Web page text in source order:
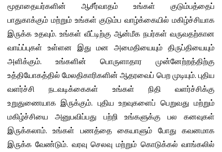
மூதாதையர்களின் ஆசீர்வாதம் உங்கள் குடும்பத்தைப்
பாதுகாக்கும் மற்றும் உங்கள் குடும்ப வாழ்க்கையில் மகிழ்ச்சியாக
இருக்க உதவும். உங்கள் வீட்டிற்கு ஆன்மீக நபர்கள் வருவதற்கான
வாய்ப்புகள் உள்ளன இது மன அமைதியையும் திருப்தியையும்
அளிக்கும். உங்களின் பொருளாதார முன்னேற்றத்திற்கு
உத்தியோகத்தில் மேலதிகாரிகளின் ஆதரவைப் பெற முடியும். புதிய
வளர்ச்சி நடவடிக்கைகள் உங்கள் நிதி வளர்ச்சிக்கு
உறுதுணையாக இருக்கும். புதிய உறவுகளைப் பெறுவது மற்றும்
மகிழ்ச்சியை அனுபவிப்பது பற்றி உங்களுக்கு பல கனவுகள்
இருக்கலாம். உங்கள் பணத்தை கையாளும் போது கவனமாக
இருக்க வேண்டும். வரவு செலவு மற்றும் கொடுக்கல் வாங்கலில்